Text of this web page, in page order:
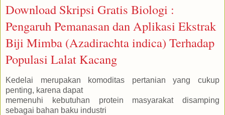
Download Skripsi Gratis Biologi :
Pengaruh Pemanasan dan Aplikasi Ekstrak
Biji Mimba (Azadirachta indica) Terhadap
Populasi Lalat Kacang
Kedelai merupakan komoditas pertanian yang cukup
penting, karena dapat
memenuhi kebutuhan protein masyarakat disamping
sebagai bahan baku industri